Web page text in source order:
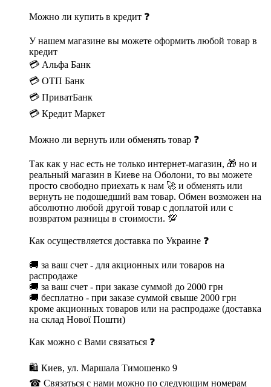
Можно ли купить в кредит ❓
У нашем магазине вы можете оформить любой товар в
кредит
💳 Альфа Банк
💳 ОТП Банк
💳 ПриватБанк
💳 Кредит Маркет
Можно ли вернуть или обменять товар ❓
Так как у нас есть не только интернет-магазин, 🎁 но и
реальный магазин в Киеве на Оболони, то вы можете
просто свободно приехать к нам 🚀 и обменять или
вернуть не подошедший вам товар. Обмен возможен на
абсолютно любой другой товар с доплатой или с
возвратом разницы в стоимости. 💯
Как осуществляется доставка по Украине ❓
🚚 за ваш счет - для акционных или товаров на
распродаже
🚚 за ваш счет - при заказе суммой до 2000 грн
🚚 бесплатно - при заказе суммой свыше 2000 грн
кроме акционных товаров или на распродаже (доставка
на склад Нової Пошти)
Как можно с Вами связаться ❓
🛍 Киев, ул. Маршала Тимошенко 9
☎ Связаться с нами можно по следующим номерам